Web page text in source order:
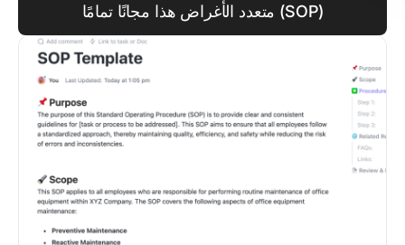
(SOP) متعدد الأغراض هذا مجانًا تمامًا